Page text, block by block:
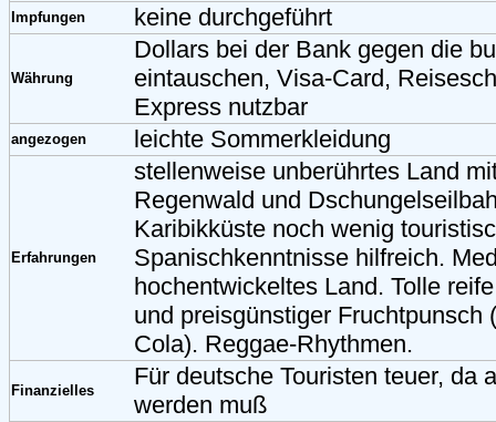
Impfungen keine durchgeführt
Währung
Dollars bei der Bank gegen die
eintauschen, Visa-Card,
Express nutzbar
angezogen leichte Sommerkleidung
Erfahrungen
stellenweise unberührtes Land
Regenwald und
Karibikküste noch wenig
Spanischkenntnisse hilfreich.
hochentwickeltes Land. Tolle
und preisgünstiger Fruchtpunsch
Cola). Reggae-Rhythmen.
Finanzielles
Für deutsche Touristen teuer, da
werden muß